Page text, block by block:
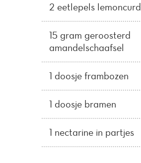
2 eetlepels lemoncurd
15 gram geroosterd
amandelschaafsel
1 doosje frambozen
1 doosje bramen
1 nectarine in partjes